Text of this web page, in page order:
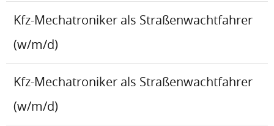
Kfz-Mechatroniker als Straßenwachtfahrer
(w/m/d)
Kfz-Mechatroniker als Straßenwachtfahrer
(w/m/d)